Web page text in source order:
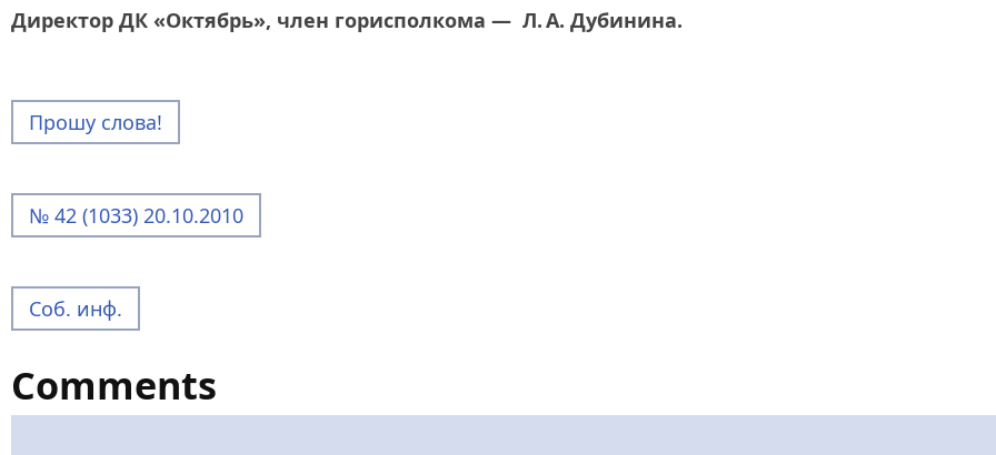
Директор ДК «Октябрь», член горисполкома — Л. А. Дубинина.
Прошу слова!
№ 42 (1033) 20.10.2010
Соб. инф.
Comments